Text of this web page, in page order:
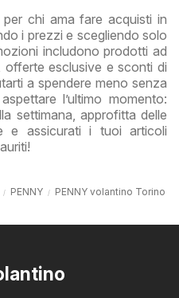
chi ama fare acquisti in
i prezzi e scegliendo solo
includono prodotti ad
esclusive e sconti di
a spendere meno senza
l’ultimo momento:
settimana, approfitta delle
e assicurati i tuoi articoli
PENNY PENNY volantino Torino